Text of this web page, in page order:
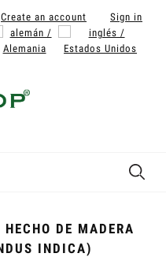
Create an account Sign in
DE MADERA
INDICA)